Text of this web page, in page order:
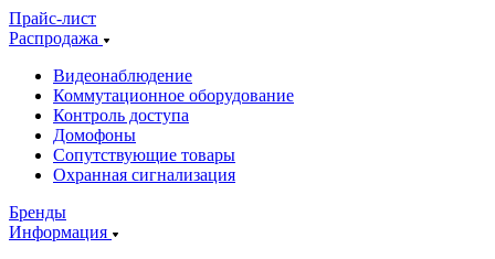
Прайс-лист
Распродажа
Видеонаблюдение
Коммутационное оборудование
Контроль доступа
Домофоны
Сопутствующие товары
Охранная сигнализация
Бренды
Информация